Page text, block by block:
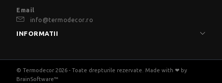
Email
info@termodecor.ro
INFORMATII
© Termodecor 2026 - Toate drepturile rezervate. Made with ❤ by
BrainSoftware™